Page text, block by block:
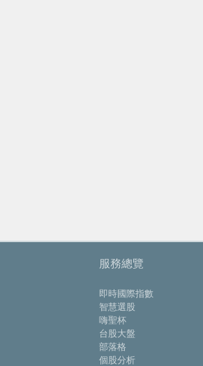
服務總覽
即時國際指數
智慧選股
嗨聖杯
台股大盤
部落格
個股分析